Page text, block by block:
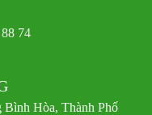
74
Hòa, Thành Phố